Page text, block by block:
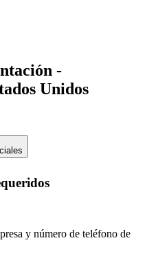
-
Unidos
y número de teléfono de